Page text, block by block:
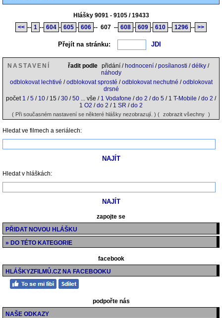
Hlášky 9091 - 9105 / 19433
<< -- 1 -- 604 - 605 - 606 -- 607 -- 608 - 609 - 610 -- 1296 -- >>
Přejít na stránku:
NASTAVENÍ řadit podle přidání / hodnocení /posílanosti /délky /
náhody
odblokovat lechtivé /odblokovat sprosté /odblokovat nechutné /odblokovat
drsné
počet 1 /5 / 10 / 15 /30 /50 ... vše / 1 Vodafone /do 2 /do 5 / 1 T-Mobile /do 2 /
1 O2 /do 2 / 1 SR /do 2
( Při současném nastavení se některé hlášky nezobrazují. ) ( zobrazit všechny )
Hledat ve filmech a seriálech:
Hledat v hláškách:
zapojte se
PŘIDAT NOVOU HLÁŠKU
» DO TÉTO KATEGORIE
facebook
HLÁŠKYZFILMŮ.CZ NA FACEBOOKU
podpořte nás
NAŠE ODKAZY